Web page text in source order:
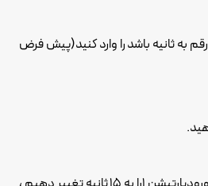
5-4 زمان دلخواه که باید 3 رقم به ثانیه باشد را وارد کنید(پیش فرض